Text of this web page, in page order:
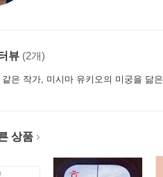
뷰 (2개)
같은 작가, 미시마 유키오의 미궁을 닮
상품